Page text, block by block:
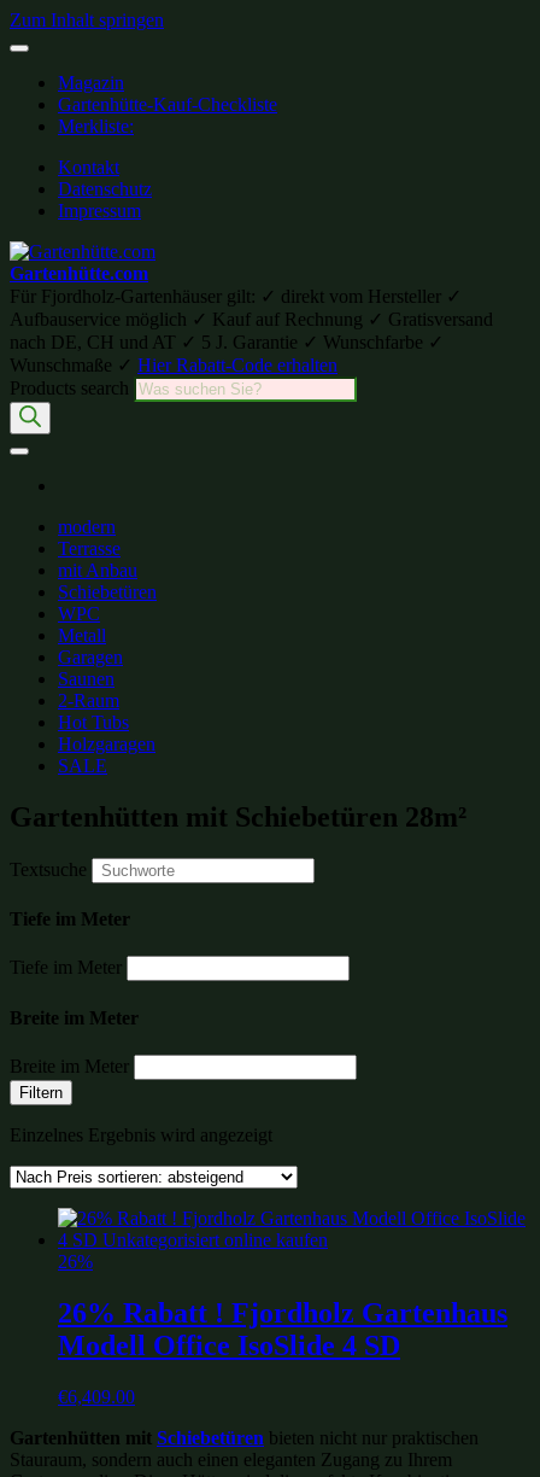
Zum Inhalt springen
Magazin
Gartenhütte-Kauf-Checkliste
Merkliste:
Kontakt
Datenschutz
Impressum
Gartenhütte.com
Für Fjordholz-Gartenhäuser gilt: ✓ direkt vom Hersteller ✓
Aufbauservice möglich ✓ Kauf auf Rechnung ✓ Gratisversand
nach DE, CH und AT ✓ 5 J. Garantie ✓ Wunschfarbe ✓
Wunschmaße ✓ Hier Rabatt-Code erhalten
Products search
modern
Terrasse
mit Anbau
Schiebetüren
WPC
Metall
Garagen
Saunen
2-Raum
Hot Tubs
Holzgaragen
SALE
Gartenhütten mit Schiebetüren 28m²
Textsuche
Tiefe im Meter
Tiefe im Meter
Breite im Meter
Breite im Meter
Filtern
Einzelnes Ergebnis wird angezeigt
26%
26% Rabatt ! Fjordholz Gartenhaus
Modell Office IsoSlide 4 SD
€6,409.00
Gartenhütten mit Schiebetüren bieten nicht nur praktischen
Stauraum, sondern auch einen eleganten Zugang zu Ihrem